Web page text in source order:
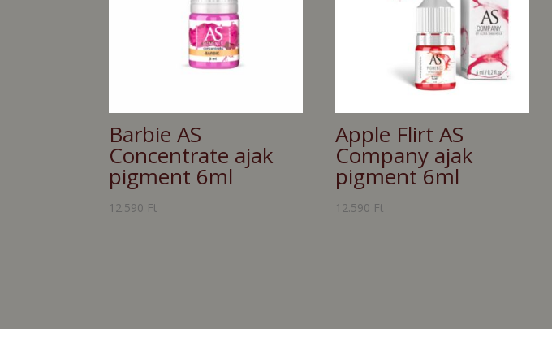
Barbie AS
Concentrate ajak
pigment 6ml
12.590 Ft
Apple Flirt AS
Company ajak
pigment 6ml
12.590 Ft